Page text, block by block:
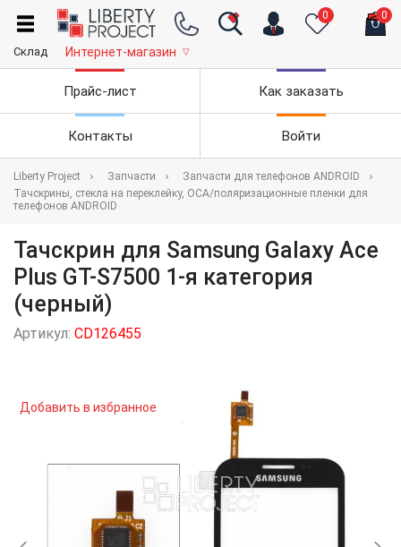
0 0
Склад Интернет-магазин ▽
Прайс-лист Как заказать
Контакты Войти
Liberty Project Запчасти
Запчасти для телефонов ANDROID
Тачскрины, стекла на переклейку, OCA/поляризационные пленки для
телефонов ANDROID
Тачскрин для Samsung Galaxy Ace
Plus GT-S7500 1-я категория
(черный)
Артикул: CD126455
Добавить в избранное